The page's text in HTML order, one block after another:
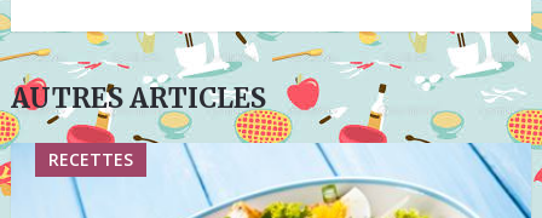
AUTRES ARTICLES
RECETTES